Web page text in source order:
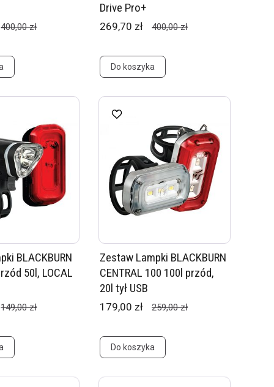
400,00 zł
Drive Pro+
269,70 zł 400,00 zł
Do koszyka
BLACKBURN
50l, LOCAL
149,00 zł
Zestaw Lampki BLACKBURN
CENTRAL 100 100l przód,
20l tył USB
179,00 zł 259,00 zł
Do koszyka